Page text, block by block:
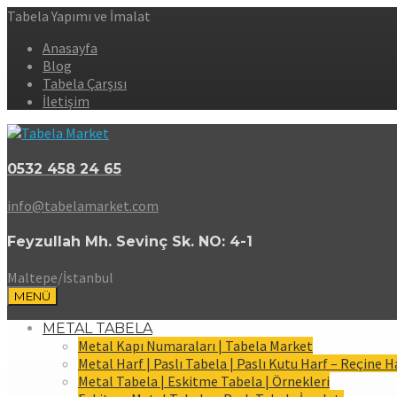
Tabela Yapımı ve İmalat
Anasayfa
Blog
Tabela Çarşısı
İletişim
0532 458 24 65
info@tabelamarket.com
Feyzullah Mh. Sevinç Sk. NO: 4-1
Maltepe/İstanbul
MENÜ
METAL TABELA
Metal Kapı Numaraları | Tabela Market
Metal Harf | Paslı Tabela | Paslı Kutu Harf – Reçine
Metal Tabela | Eskitme Tabela | Örnekleri